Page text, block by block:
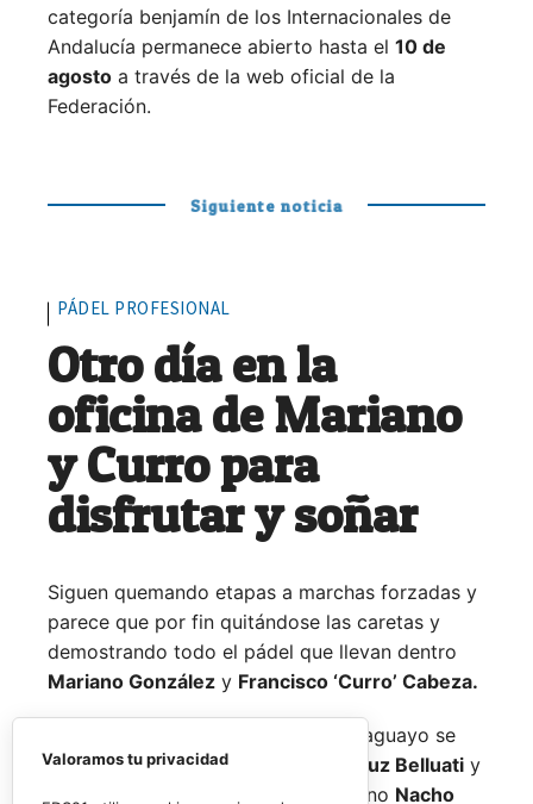
categoría benjamín de los Internacionales de
Andalucía permanece abierto hasta el 10 de
agosto a través de la web oficial de la
Federación.
Siguiente noticia
PÁDEL PROFESIONAL
Otro día en la
oficina de Mariano
y Curro para
disfrutar y soñar
Siguen quemando etapas a marchas forzadas y
parece que por fin quitándose las caretas y
demostrando todo el pádel que llevan dentro
Mariano González y Francisco ‘Curro’ Cabeza.
El joven español y su escudero paraguayo se
medían a la experiencia de
Juan Cruz Belluati y
a su compañero, el también argentino Nacho
Valoramos tu privacidad